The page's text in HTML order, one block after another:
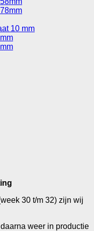
10 mm
30 t/m 32) zijn wij
weer in productie